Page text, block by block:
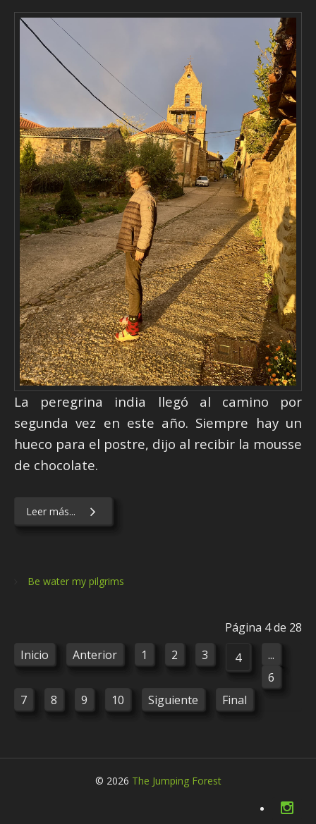
La peregrina india llegó al camino por
segunda vez en este año. Siempre hay un
hueco para el postre, dijo al recibir la mousse
de chocolate.
Leer más...
Be water my pilgrims
Página 4 de 28
Inicio
Anterior 1 2 3 4
...
6
7
8 9 10 Siguiente Final
© 2026 The Jumping Forest